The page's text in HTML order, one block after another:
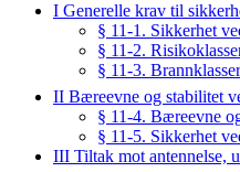
I Generelle krav til
§ 11-1. Sikkerhet
§ 11-2.
§ 11-3. Brannklasser
II Bæreevne og stabilitet
§ 11-4. Bæreevne
§ 11-5. Sikkerhet
III Tiltak mot antennelse,